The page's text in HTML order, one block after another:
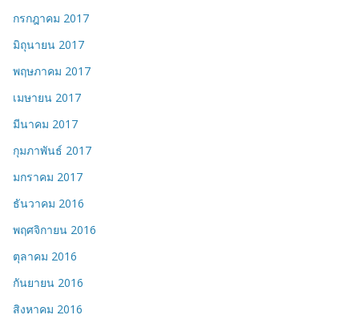
กรกฎาคม 2017
มิถุนายน 2017
พฤษภาคม 2017
เมษายน 2017
มีนาคม 2017
กุมภาพันธ์ 2017
มกราคม 2017
ธันวาคม 2016
พฤศจิกายน 2016
ตุลาคม 2016
กันยายน 2016
สิงหาคม 2016